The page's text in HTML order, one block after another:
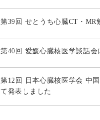
第39回 せとうち心臓CT・MR
第40回 愛媛心臓核医学談話会
第12回 日本心臓核医学会 中
て発表しました